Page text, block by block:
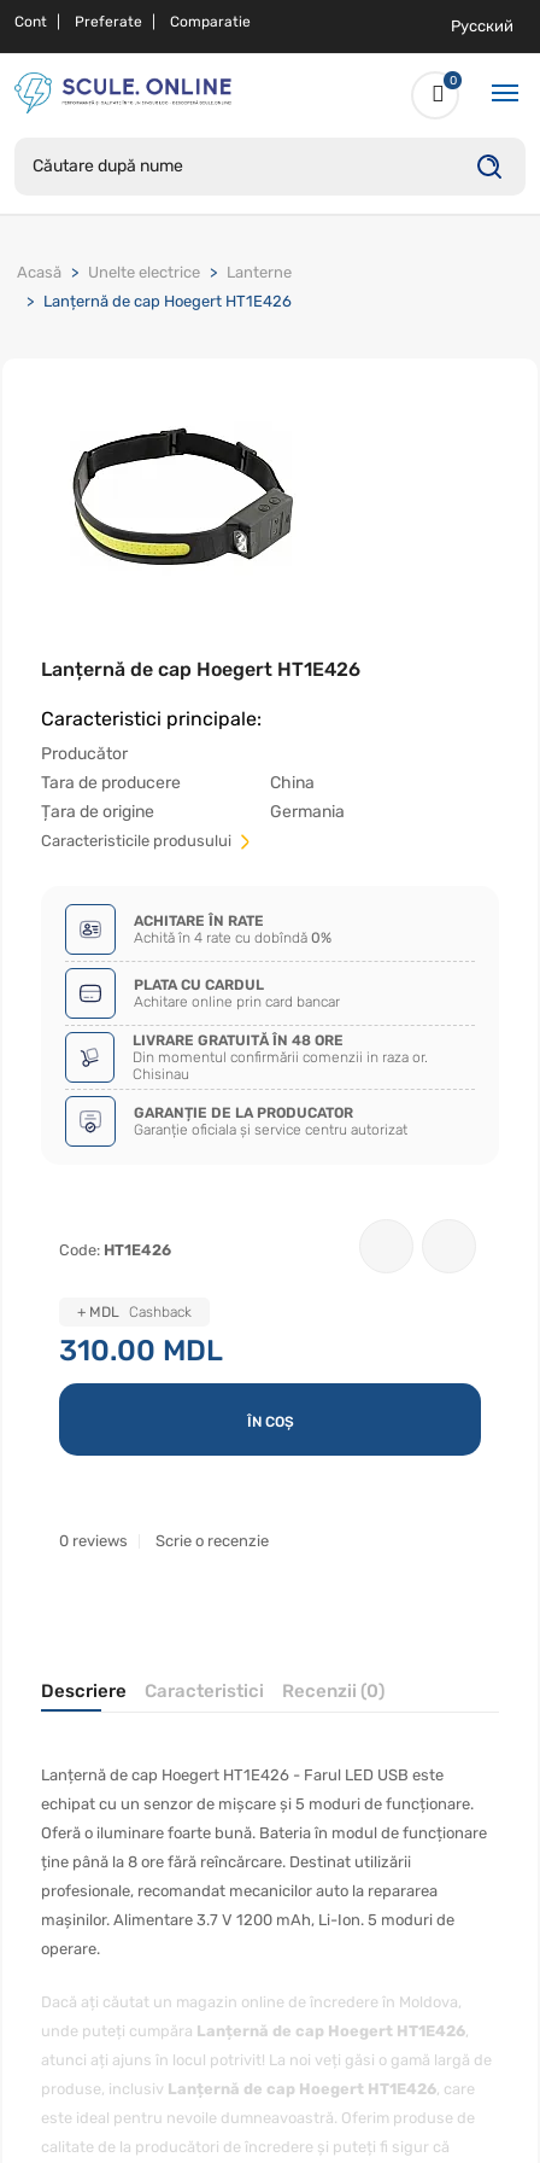
Cont Preferate Comparatie Русский
0
Acasă Unelte electrice
Lanterne
Lanțernă de cap Hoegert HT1E426
Lanțernă de cap Hoegert HT1E426
Caracteristici principale:
Producător
Tara de producere
China
Țara de origine
Germania
Сaracteristicile produsului
ACHITARE ÎN RATE
Achită în 4 rate cu dobîndă 0%
PLATA CU CARDUL
Achitare online prin card bancar
LIVRARE GRATUITĂ ÎN 48 ORE
Din momentul confirmării comenzii in raza or.
Chisinau
GARANȚIE DE LA PRODUCATOR
Garanție oficiala și service centru autorizat
Code: HT1E426
310.00 MDL
ÎN COȘ
0 reviews Scrie o recenzie
+ MDL Cashback
Descriere Caracteristici Recenzii (0)
Lanțernă de cap Hoegert HT1E426 - Farul LED USB este
echipat cu un senzor de mișcare și 5 moduri de funcționare.
Oferă o iluminare foarte bună. Bateria în modul de funcționare
ține până la 8 ore fără reîncărcare. Destinat utilizării
profesionale, recomandat mecanicilor auto la repararea
mașinilor. Alimentare 3.7 V 1200 mAh, Li-Ion. 5 moduri de
operare.
Dacă ați căutat un magazin online de încredere în Moldova,
unde puteți cumpăra Lanțernă de cap Hoegert HT1E426,
atunci ați ajuns în locul potrivit! La noi veți găsi o gamă largă de
produse, inclusiv Lanțernă de cap Hoegert HT1E426, care
este ideal pentru nevoile dumneavoastră. Oferim produse de
calitate de la producători de încredere și puteți fi sigur că